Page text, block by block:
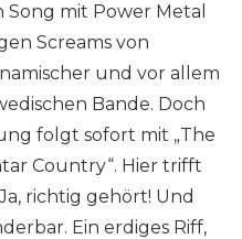
mit Power Metal
Screams von
und vor allem
Bande. Doch
folgt sofort mit „The
Country“. Hier trifft
richtig gehört! Und
Ein erdiges Riff,